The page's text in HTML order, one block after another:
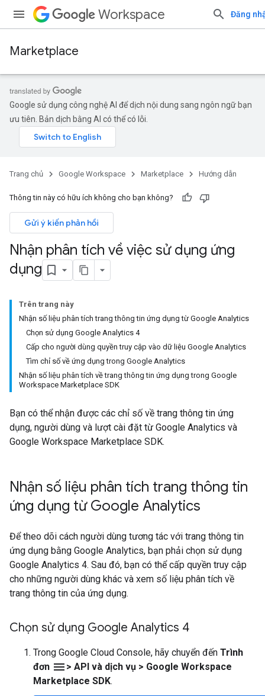
Workspace Đăng
Marketplace
Google sử dụng công nghệ AI để dịch nội dung sang ngôn ngữ bạn
ưu tiên. Bản dịch bằng AI có thể có lỗi.
Trang chủ Google Workspace Marketplace Hướng dẫn
Thông tin này có hữu ích không cho bạn không?
Gửi ý kiến phản hồi
Nhận phân tích về việc sử dụng ứng
dụng
Trên trang này
Nhận số liệu phân tích trang thông tin ứng dụng từ Google Analytics
Chọn sử dụng Google Analytics 4
Cấp cho người dùng quyền truy cập vào dữ liệu Google Analytics
Tìm chỉ số về ứng dụng trong Google Analytics
Nhận số liệu phân tích về trang thông tin ứng dụng trong Google
Workspace Marketplace SDK
Bạn có thể nhận được các chỉ số về trang thông tin ứng
dụng, người dùng và lượt cài đặt từ Google Analytics và
Google Workspace Marketplace SDK.
Nhận số liệu phân tích trang thông tin
ứng dụng từ Google Analytics
Để theo dõi cách người dùng tương tác với trang thông tin
ứng dụng bằng Google Analytics, bạn phải chọn sử dụng
Google Analytics 4. Sau đó, bạn có thể cấp quyền truy cập
cho những người dùng khác và xem số liệu phân tích về
trang thông tin của ứng dụng.
Chọn sử dụng Google Analytics 4
Trong Google Cloud Console, hãy chuyển đến Trình
đơn menu > API và dịch vụ > Google Workspace
Marketplace SDK.